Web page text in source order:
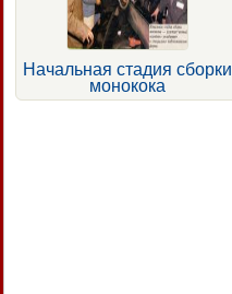
Начальная стадия сборки
монокока